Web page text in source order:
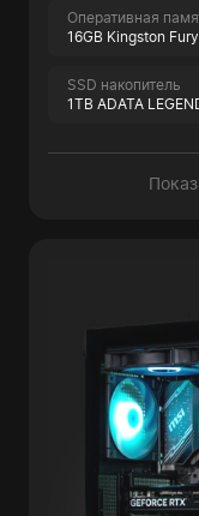
Оперативная
16GB Kingston
SSD накопитель
1TB ADATA